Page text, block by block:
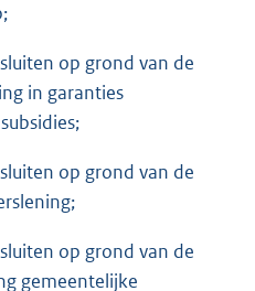
op grond van de
in garanties
op grond van de
op grond van de
gemeentelijke